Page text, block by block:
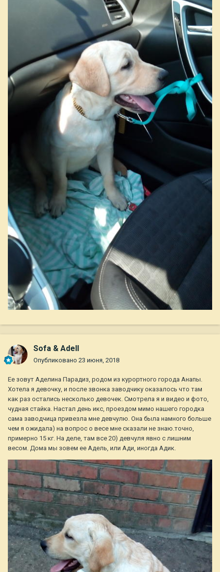
Sofa & Adell
Опубликовано 23 июня, 2018
Ее зовут Аделина Парадиз, родом из курортного города Анапы.
Хотела я девочку, и после звонка заводчику оказалось что там
как раз остались несколько девочек. Смотрела я и видео и фото,
чудная стайка. Настал день икс, проездом мимо нашего городка
сама заводчица привезла мне девчулю. Она была намного больше
чем я ожидала) на вопрос о весе мне сказали не знаю.точно,
примерно 15 кг. На деле, там все 20) девчуля явно с лишним
весом. Дома мы зовем ее Адель, или Ади, иногда Адик.